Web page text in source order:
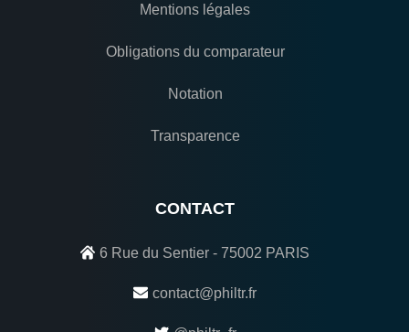
Mentions légales
Obligations du comparateur
Notation
Transparence
CONTACT
6 Rue du Sentier - 75002 PARIS
contact@philtr.fr